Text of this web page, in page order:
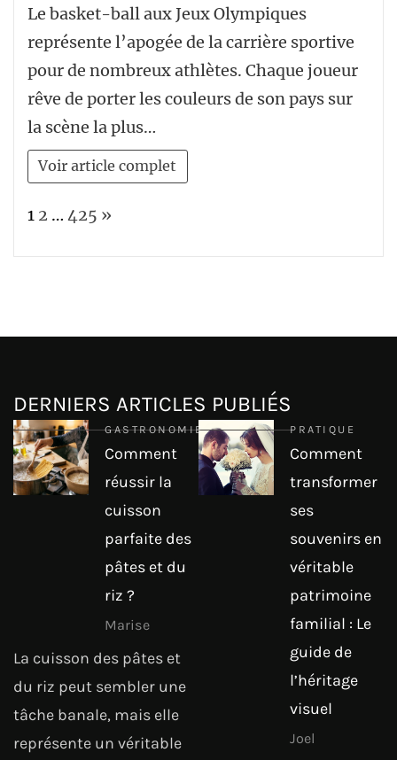
Le basket-ball aux Jeux Olympiques
représente l’apogée de la carrière sportive
pour de nombreux athlètes. Chaque joueur
rêve de porter les couleurs de son pays sur
la scène la plus…
Voir article complet
Page:
1 2 … 425 Next
»
DERNIERS ARTICLES PUBLIÉS
GASTRONOMIE
Comment
réussir la
cuisson
parfaite des
pâtes et du
riz ?
Marise
La cuisson des pâtes et
du riz peut sembler une
tâche banale, mais elle
représente un véritable
PRATIQUE
Comment
transformer
ses
souvenirs en
véritable
patrimoine
familial : Le
guide de
l’héritage
visuel
Joel